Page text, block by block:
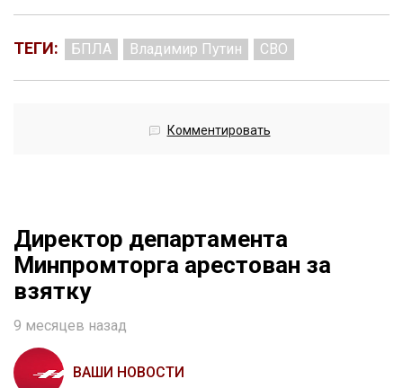
ТЕГИ: БПЛА Владимир Путин СВО
Комментировать
Директор департамента
Минпромторга арестован за
взятку
9 месяцев назад
ВАШИ НОВОСТИ